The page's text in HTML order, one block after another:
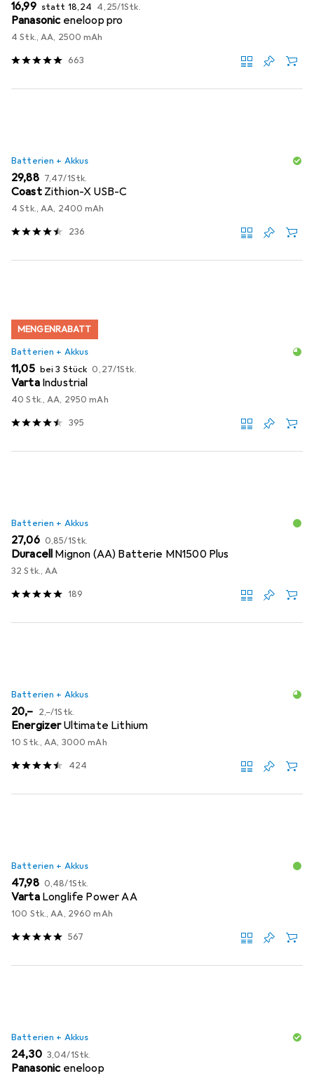
EUR
16,99 statt EUR
18,24 EUR
4,25/1Stk.
Panasonic eneloop pro
4 Stk., AA, 2500 mAh
663
Batterien + Akkus
EUR
29,88 EUR
7,47/1Stk.
Coast Zithion-X USB-C
4 Stk., AA, 2400 mAh
236
MENGENRABATT
Batterien + Akkus
EUR
11,05 bei 3 Stück EUR
0,27/1Stk.
Varta Industrial
40 Stk., AA, 2950 mAh
395
Batterien + Akkus
EUR
27,06 EUR
0,85/1Stk.
Duracell Mignon (AA) Batterie MN1500 Plus
32 Stk., AA
189
Batterien + Akkus
EUR
20,– EUR
2,–/1Stk.
EnergizerUltimate Lithium
10 Stk., AA, 3000 mAh
424
Batterien + Akkus
EUR
47,98 EUR
0,48/1Stk.
Varta Longlife Power AA
100 Stk., AA, 2960 mAh
567
Batterien + Akkus
EUR
24,30 EUR
3,04/1Stk.
Panasonic eneloop